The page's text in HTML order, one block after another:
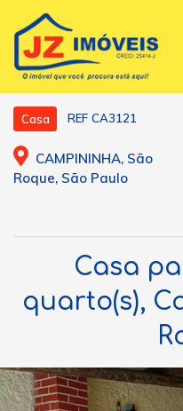
Casa REF CA3121
CAMPININHA, São
Roque, São Paulo
Casa
quarto(s),